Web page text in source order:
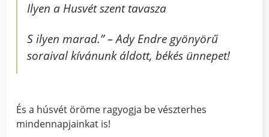
Ilyen a Husvét szent tavasza
S ilyen marad.” – Ady Endre gyönyörű
soraival kívánunk áldott, békés ünnepet!
És a húsvét öröme ragyogja be vészterhes
mindennapjainkat is!